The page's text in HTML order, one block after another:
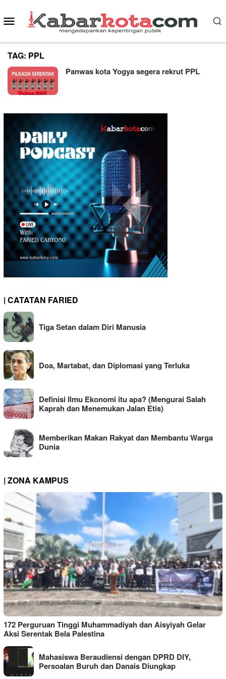
to
Mobile
TAG: PPL
Panwas kota Yogya segera rekrut PPL
| CATATAN FARIED
Tiga Setan dalam Diri Manusia
Doa, Martabat, dan Diplomasi yang Terluka
Definisi Ilmu Ekonomi itu apa? (Mengurai Salah
Kaprah dan Menemukan Jalan Etis)
Memberikan Makan Rakyat dan Membantu Warga
Dunia
| ZONA KAMPUS
172 Perguruan Tinggi Muhammadiyah dan Aisyiyah Gelar
Aksi Serentak Bela Palestina
Mahasiswa Beraudiensi dengan DPRD DIY,
Persoalan Buruh dan Danais Diungkap